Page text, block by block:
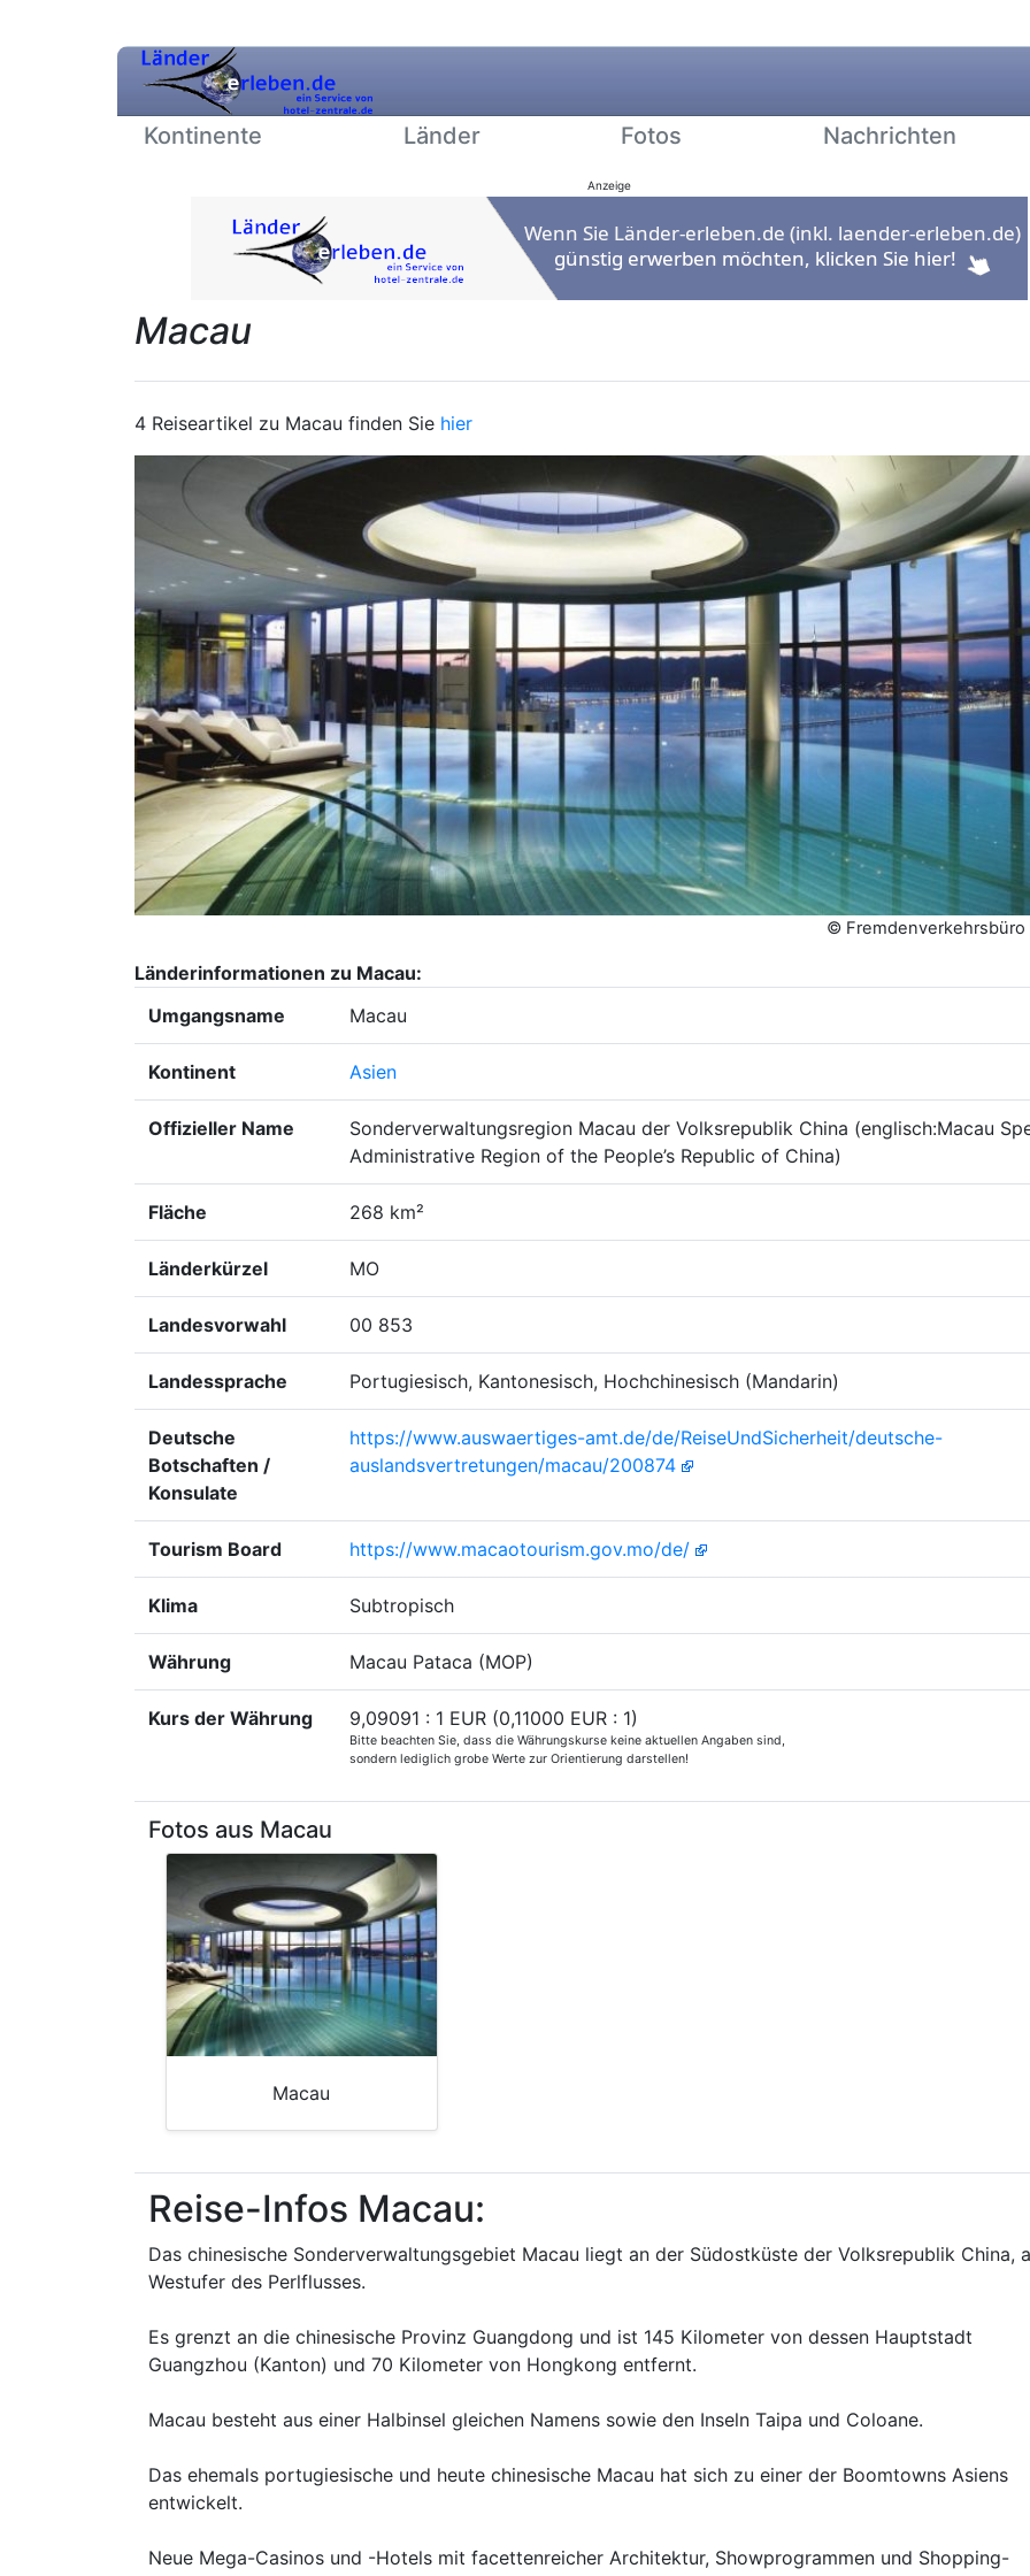
Kontinente Länder Fotos Nachrichten
Anzeige
Macau
4 Reiseartikel zu Macau finden Sie hier
© Fremdenverkehrsbüro
Länderinformationen zu Macau:
Umgangsname
Macau
Kontinent Asien
Offizieller Name
Sonderverwaltungsregion Macau der Volksrepublik China (englisch:Macau
Administrative Region of the People’s Republic of China)
Fläche 268 km²
Länderkürzel MO
Landesvorwahl 00 853
Landessprache Portugiesisch, Kantonesisch, Hochchinesisch (Mandarin)
Deutsche
Botschaften /
Konsulate
https://www.auswaertiges-amt.de/de/ReiseUndSicherheit/deutsche-
auslandsvertretungen/macau/200874
Tourism Board https://www.macaotourism.gov.mo/de/
Klima Subtropisch
Währung Macau Pataca (MOP)
Kurs der Währung 9,09091 : 1 EUR (0,11000 EUR : 1)
Bitte beachten Sie, dass die Währungskurse keine aktuellen Angaben sind,
sondern lediglich grobe Werte zur Orientierung darstellen!
Fotos aus Macau
Macau
Reise-Infos Macau:
Das chinesische Sonderverwaltungsgebiet Macau liegt an der Südostküste der Volksrepublik China,
Westufer des Perlflusses.
Es grenzt an die chinesische Provinz Guangdong und ist 145 Kilometer von dessen Hauptstadt
Guangzhou (Kanton) und 70 Kilometer von Hongkong entfernt.
Macau besteht aus einer Halbinsel gleichen Namens sowie den Inseln Taipa und Coloane.
Das ehemals portugiesische und heute chinesische Macau hat sich zu einer der Boomtowns Asiens
entwickelt.
Neue Mega-Casinos und -Hotels mit facettenreicher Architektur, Showprogrammen und Shopping-